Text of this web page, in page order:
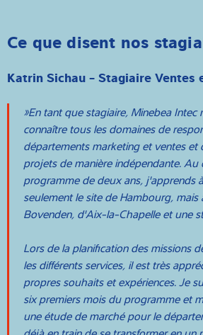
Ce que disent nos
Katrin Sichau - Stagiaire Ventes
En tant que stagiaire, Minebea Intec
connaître tous les domaines de
départements marketing et ventes et
projets de manière indépendante. Au
programme de deux ans, j'apprends
seulement le site de Hambourg, mais
Bovenden, d'Aix-la-Chapelle et une
Lors de la planification des missions
les différents services, il est très
propres souhaits et expériences. Je
six premiers mois du programme et
une étude de marché pour le